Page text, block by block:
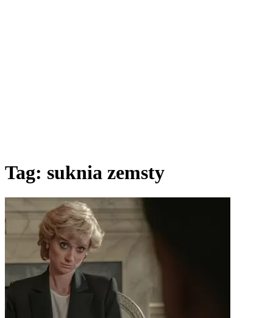
Tag: suknia zemsty